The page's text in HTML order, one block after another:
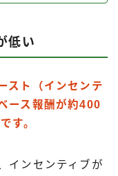
低い
スト（インセンテ
ース報酬が約400
す。
インセンティブが